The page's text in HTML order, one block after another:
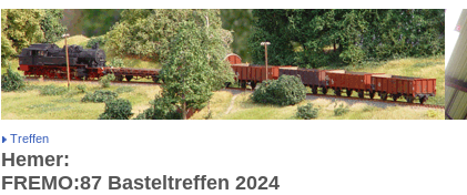
Treffen
Hemer:
FREMO:87 Basteltreffen 2024